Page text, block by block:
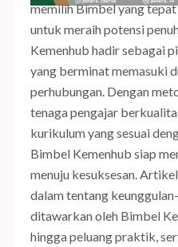
memilih Bimbel yang
untuk meraih potensi
Kemenhub hadir sebagai
yang berminat memasuki
perhubungan. Dengan
tenaga pengajar
kurikulum yang sesuai
Bimbel Kemenhub siap
menuju kesuksesan.
dalam tentang
ditawarkan oleh Bimbel
hingga peluang praktik,